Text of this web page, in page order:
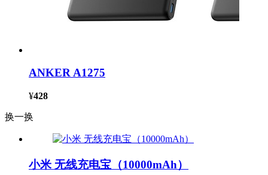
ANKER A1275
¥428
换一换
小米 无线充电宝（10000mAh）